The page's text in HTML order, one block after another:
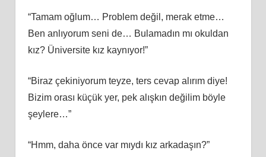
“Tamam oğlum… Problem değil, merak etme…
Ben anlıyorum seni de… Bulamadın mı okuldan
kız? Üniversite kız kaynıyor!”
“Biraz çekiniyorum teyze, ters cevap alırım diye!
Bizim orası küçük yer, pek alışkın değilim böyle
şeylere…”
“Hmm, daha önce var mıydı kız arkadaşın?”